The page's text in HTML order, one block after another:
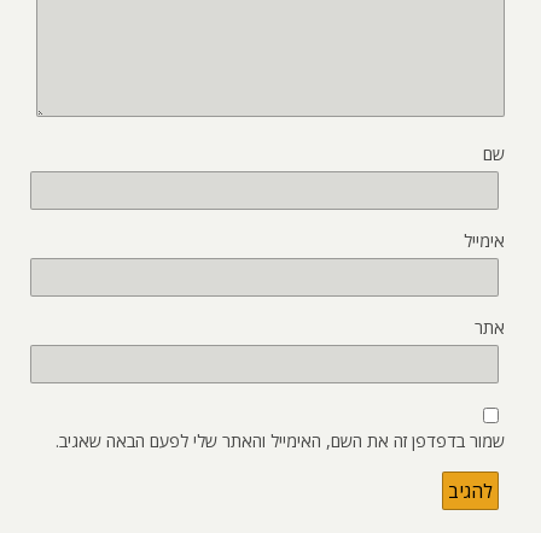
שם
אימייל
אתר
שמור בדפדפן זה את השם, האימייל והאתר שלי לפעם הבאה שאגיב.